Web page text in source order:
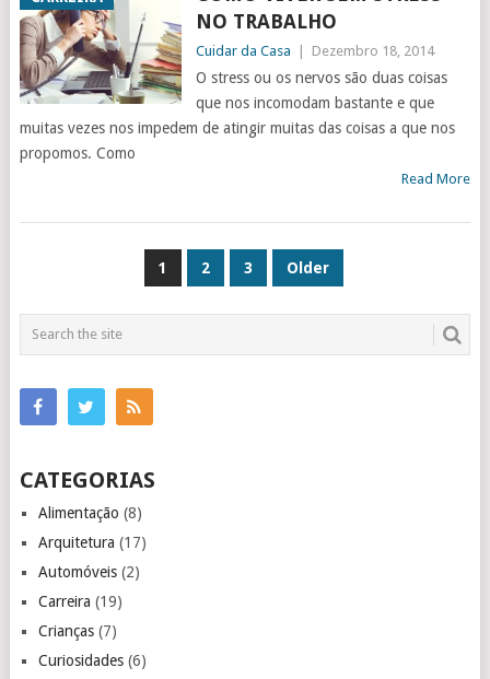
NO TRABALHO
Cuidar da Casa Dezembro 18, 2014
O stress ou os nervos são duas coisas
que nos incomodam bastante e que
muitas vezes nos impedem de atingir muitas das coisas a que nos
propomos. Como
Read More
NAVEGAÇÃO
ARTIGOS
1 2 3 Older
CATEGORIAS
Alimentação (8)
Arquitetura (17)
Automóveis(2)
Carreira (19)
Crianças(7)
Curiosidades(6)